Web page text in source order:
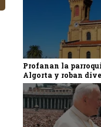
Profanan la
Algorta y roban